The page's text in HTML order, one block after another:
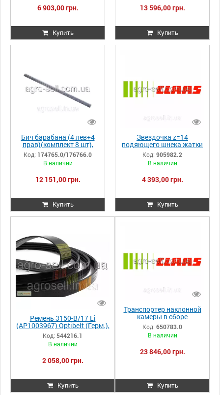
6 903,00 грн.
Купить
13 596,00 грн.
Купить
Бич барабана (4 лев+4
прав)(комплект 8 шт),
Claas 174765.0/176766.0
174765 000174765
Код: 174765.0/176766.0
В наличии
12 151,00 грн.
Купить
Звездочка z=14
подяющего шнека жатки
Claas Conspeed (
Оригинал ) 905982.2
905982 0009059822
Код: 905982.2
В наличии
4 393,00 грн.
Купить
Ремень 3150-B/17 Li
(AP1003967) Optibelt (Герм.),
Claas
Tuc.460/470/450/440/340/3
20 544216.1 544216
Код: 544216.1
В наличии
2 058,00 грн.
Купить
Транспортер наклонной
камеры в сборе
М208/218 DOM 118/108
650783.0 650783
0006507830
Код: 650783.0
В наличии
23 846,00 грн.
Купить